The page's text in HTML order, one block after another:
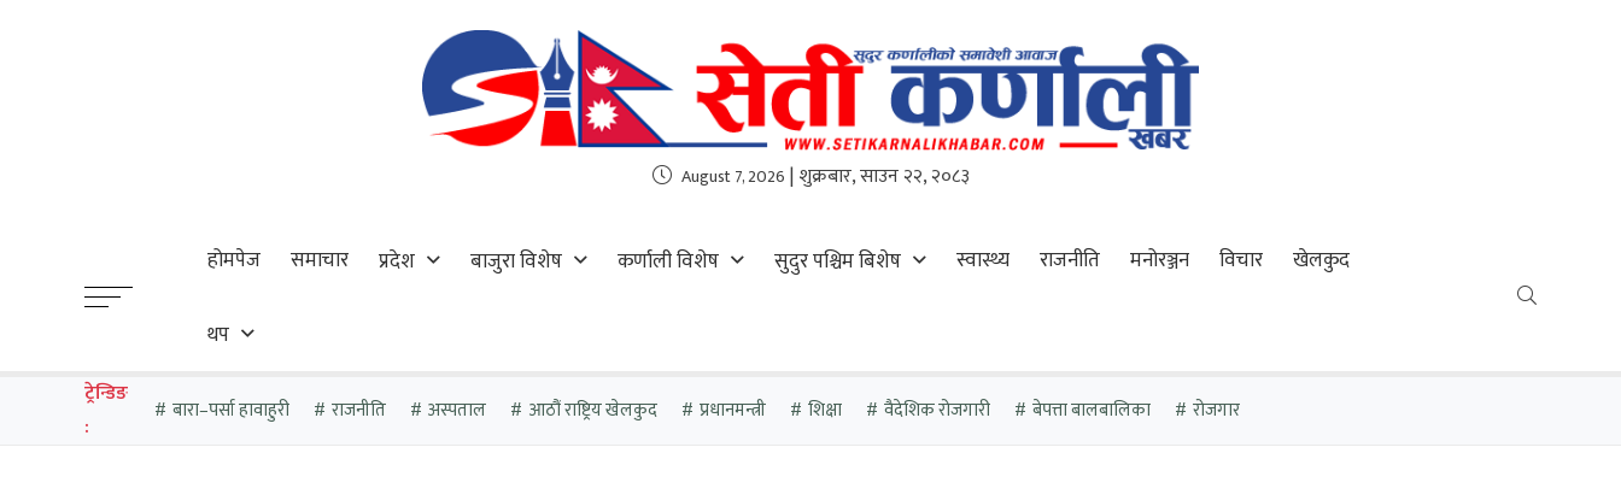
August 7, 2026 | शुक्रबार, साउन २२, २०८३
होमपेज समाचार प्रदेश बाजुरा विशेष कर्णाली विशेष सुदुर पश्चिम बिशेष स्वास्थ्य राजनीति मनोरञ्जन विचार खेलकुद
थप
ट्रेन्डिङ
:
बारा–पर्सा हावाहुरी राजनीति अस्पताल आठौं राष्ट्रिय खेलकुद प्रधानमन्त्री शिक्षा वैदेशिक रोजगारी बेपत्ता बालबालिका रोजगार